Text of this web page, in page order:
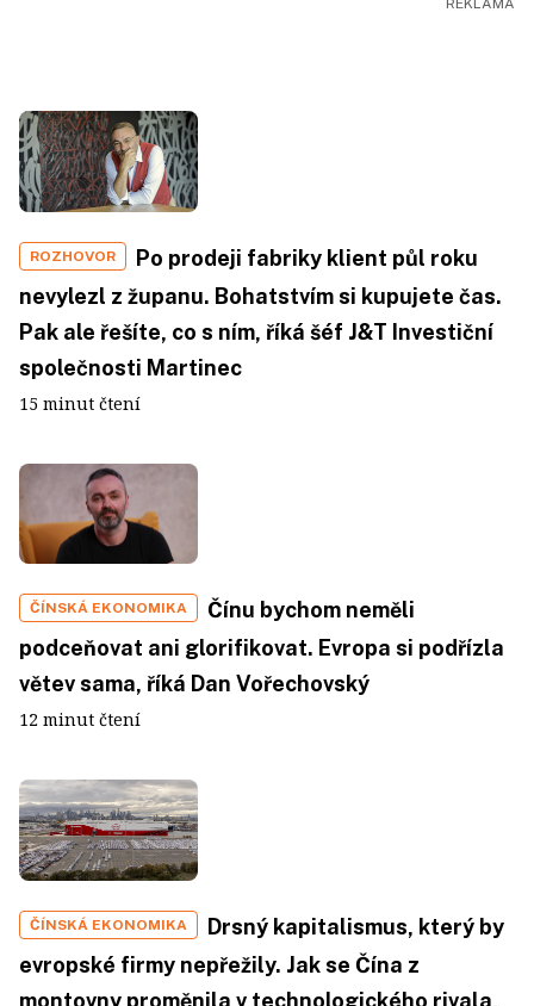
ROZHOVOR
Po prodeji fabriky klient půl roku
nevylezl z županu. Bohatstvím si kupujete čas.
Pak ale řešíte, co s ním, říká šéf J&T Investiční
společnosti Martinec
15 minut čtení
ČÍNSKÁ EKONOMIKA
Čínu bychom neměli
podceňovat ani glorifikovat. Evropa si podřízla
větev sama, říká Dan Vořechovský
12 minut čtení
ČÍNSKÁ EKONOMIKA
Drsný kapitalismus, který by
evropské firmy nepřežily. Jak se Čína z
montovny proměnila v technologického rivala,